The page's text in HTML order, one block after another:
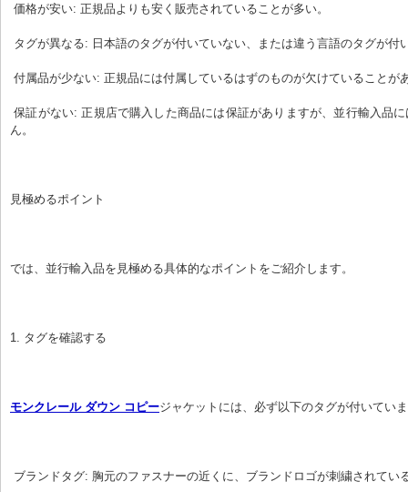
価格が安い: 正規品よりも安く販売されていることが多い。
タグが異なる: 日本語のタグが付いていない、または違う言語のタグが付
付属品が少ない: 正規品には付属しているはずのものが欠けていることが
保証がない: 正規店で購入した商品には保証がありますが、並行輸入品には保証がありませ
ん。
見極めるポイント
では、並行輸入品を見極める具体的なポイントをご紹介します。
1. タグを確認する
モンクレール ダウン コピージャケットには、必ず以下のタグが付いてい
ブランドタグ: 胸元のファスナーの近くに、ブランドロゴが刺繍されてい